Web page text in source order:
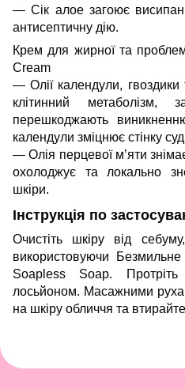
— Сік алое загоює
антисептичну дію.
Крем для жирної та
Cream
— Олії календули, гвоздики
клітинний метаболізм,
перешкоджають
календули зміцнює стінку
— Олія перцевої м’яти
охолоджує та локально
шкіри.
Інструкція по
Очистіть шкіру від
використовуючи
Soapless Soap.
лосьйоном. Масажними
на шкіру обличчя та